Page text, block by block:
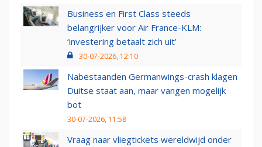
Business en First Class steeds
belangrijker voor Air France-KLM:
‘investering betaalt zich uit’
30-07-2026, 12:10
Nabestaanden Germanwings-crash klagen
Duitse staat aan, maar vangen mogelijk
bot
30-07-2026, 11:58
Vraag naar vliegtickets wereldwijd onder